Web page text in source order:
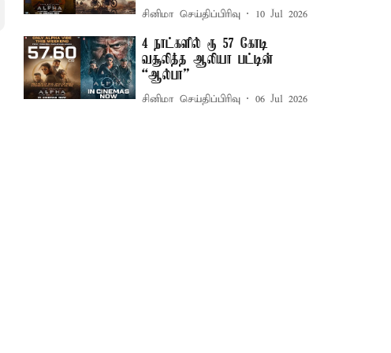
சினிமா செய்திப்பிரிவு 10 Jul 2026
4 நாட்களில் ரூ 57 கோடி
வசூலித்த ஆலியா பட்டின்
“ஆல்பா”
சினிமா செய்திப்பிரிவு 06 Jul 2026